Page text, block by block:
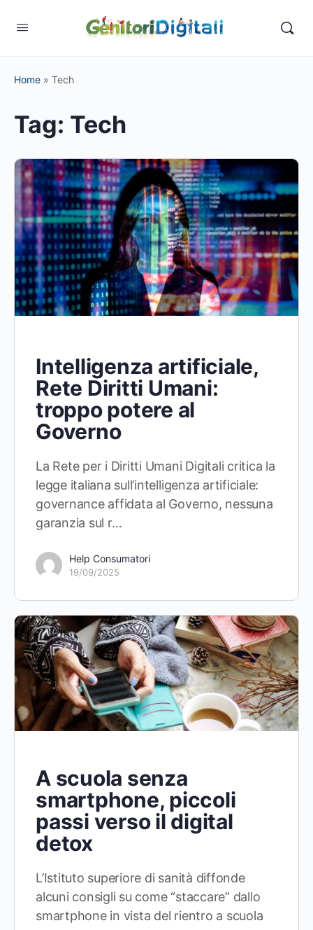
Home » Tech
Tag: Tech
Intelligenza artificiale,
Rete Diritti Umani:
troppo potere al
Governo
La Rete per i Diritti Umani Digitali critica la
legge italiana sull’intelligenza artificiale:
governance affidata al Governo, nessuna
garanzia sul r…
Help Consumatori
19/09/2025
A scuola senza
smartphone, piccoli
passi verso il digital
detox
L’Istituto superiore di sanità diffonde
alcuni consigli su come “staccare” dallo
smartphone in vista del rientro a scuola